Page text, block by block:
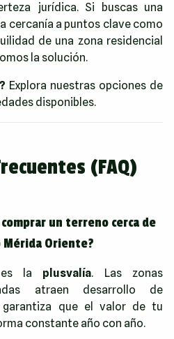
jurídica. Si buscas una
cercanía a puntos clave como
de una zona residencial
la solución.
Explora nuestras opciones de
disponibles.
(FAQ)
un terreno cerca de
Mérida Oriente?
es la plusvalía. Las zonas
atraen desarrollo de
que el valor de tu
constante año con año.